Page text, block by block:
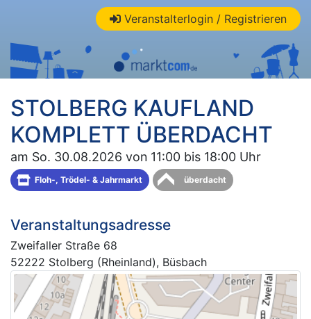
Veranstalterlogin / Registrieren
STOLBERG KAUFLAND
KOMPLETT ÜBERDACHT
am So. 30.08.2026 von 11:00 bis 18:00 Uhr
Floh-, Trödel- & Jahrmarkt überdacht
Veranstaltungsadresse
Zweifaller Straße 68
52222 Stolberg (Rheinland), Büsbach